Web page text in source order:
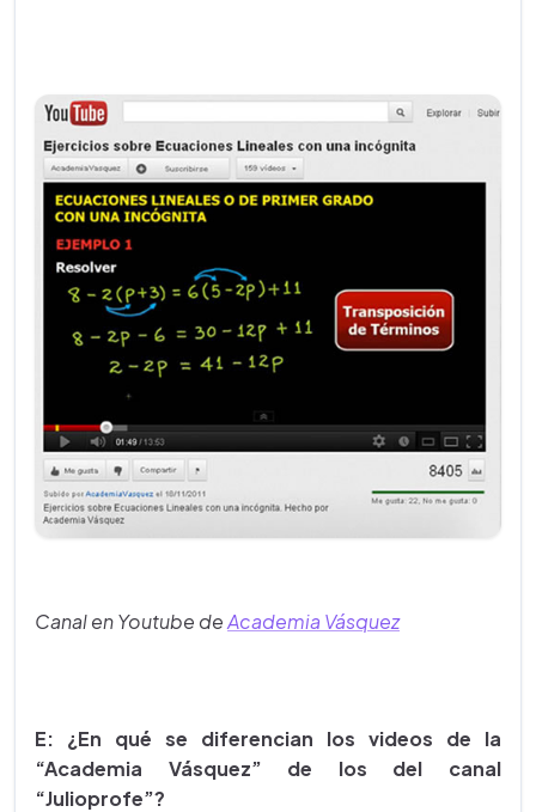
Canal en Youtube deAcademia Vásquez
E: ¿En qué se diferencian los videos de la
“Academia Vásquez” de los del canal
“Julioprofe”?